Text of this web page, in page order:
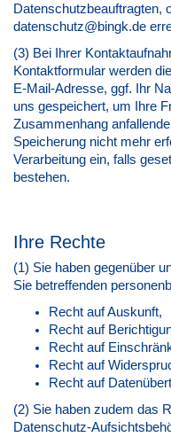
Datenschutzbeauftragten,
datenschutz@bingk.de
(3) Bei Ihrer
Kontaktformular werden
E-Mail-Adresse, ggf. Ihr
uns gespeichert, um Ihre
Zusammenhang
Speicherung nicht mehr
Verarbeitung ein, falls
bestehen.
Ihre Rechte
(1) Sie haben gegenüber
Sie betreffenden
Recht auf Auskunft,
Recht auf
Recht auf
Recht auf
Recht auf
(2) Sie haben zudem das
Datenschutz-